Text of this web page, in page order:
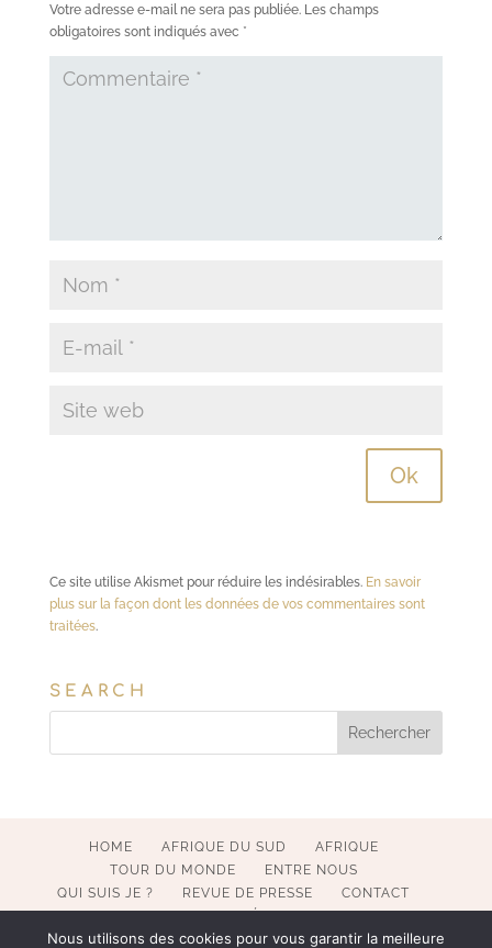
Votre adresse e-mail ne sera pas publiée. Les champs
obligatoires sont indiqués avec *
Ce site utilise Akismet pour réduire les indésirables. En savoir
plus sur la façon dont les données de vos commentaires sont
traitées.
SEARCH
HOME AFRIQUE DU SUD
AFRIQUE
TOUR DU MONDE
ENTRE NOUS
QUI SUIS JE ?
REVUE DE PRESSE
CONTACT
Nous utilisons des cookies pour vous garantir la meilleure